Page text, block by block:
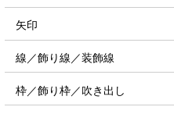
矢印
線／飾り線／装飾線
枠／飾り枠／吹き出し